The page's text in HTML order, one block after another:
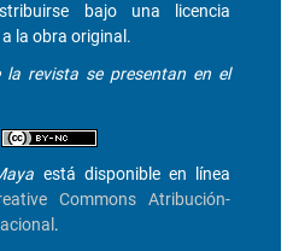
bajo una licencia
la obra original.
la revista se presentan en el
está disponible en línea
Commons Atribución-
.